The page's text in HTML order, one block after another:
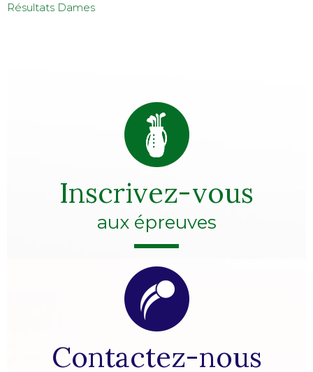
Résultats Dames
Inscrivez-vous
aux épreuves
Contactez-nous